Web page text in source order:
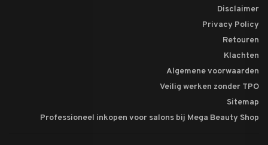
Disclaimer
Privacy Policy
Retouren
Klachten
Algemene voorwaarden
Veilig werken zonder TPO
Sitemap
Professioneel inkopen voor salons bij Mega Beauty Shop